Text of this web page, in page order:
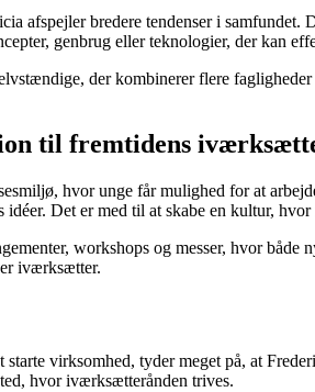
afspejler bredere tendenser i
genbrug eller teknologier, der kan
der kombinerer flere
til fremtidens
hvor unge får mulighed for at
Det er med til at skabe en kultur,
workshops og messer, hvor
iværksætter.
virksomhed, tyder meget på, at
hvor iværksætterånden trives.